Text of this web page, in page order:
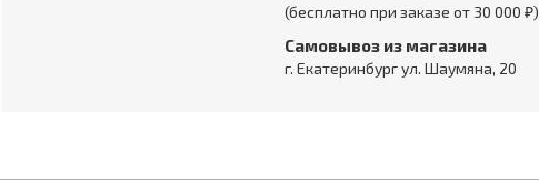
(бесплатно при заказе от 30 000 ₽)
Самовывоз из магазина
г. Екатеринбург ул. Шаумяна, 20